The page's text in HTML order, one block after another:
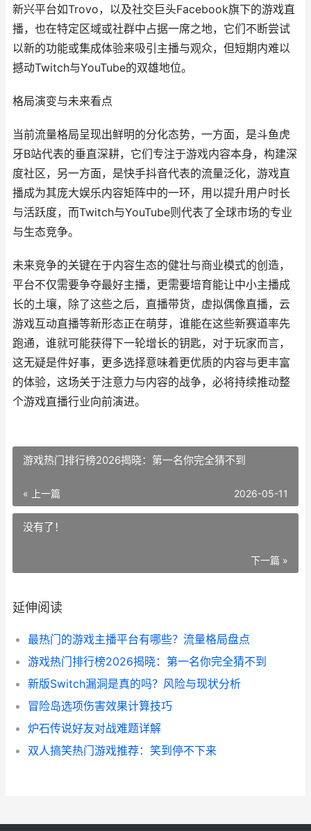
新兴平台如Trovo，以及社交巨头Facebook旗下的游戏直
播，也在特定区域或社群中占据一席之地，它们不断尝试
以新的功能或集成体验来吸引主播与观众，但短期内难以
撼动Twitch与YouTube的双雄地位。
格局演变与未来看点
当前流量格局呈现出鲜明的分化态势，一方面，是斗鱼虎
牙B站代表的垂直深耕，它们专注于游戏内容本身，构建深
度社区，另一方面，是快手抖音代表的流量泛化，游戏直
播成为其庞大娱乐内容矩阵中的一环，用以提升用户时长
与活跃度，而Twitch与YouTube则代表了全球市场的专业
与生态竞争。
未来竞争的关键在于内容生态的健壮与商业模式的创造，
平台不仅需要争夺最好主播，更需要培育能让中小主播成
长的土壤，除了这些之后，直播带货，虚拟偶像直播，云
游戏互动直播等新形态正在萌芽，谁能在这些新赛道率先
跑通，谁就可能获得下一轮增长的钥匙，对于玩家而言，
这无疑是件好事，更多选择意味着更优质的内容与更丰富
的体验，这场关于注意力与内容的战争，必将持续推动整
个游戏直播行业向前演进。
游戏热门排行榜2026揭晓：第一名你完全猜不到
« 上一篇 2026-05-11
没有了！
下一篇 »
延伸阅读
最热门的游戏主播平台有哪些？流量格局盘点
游戏热门排行榜2026揭晓：第一名你完全猜不到
新版Switch漏洞是真的吗？风险与现状分析
冒险岛选项伤害效果计算技巧
炉石传说好友对战难题详解
双人搞笑热门游戏推荐：笑到停不下来